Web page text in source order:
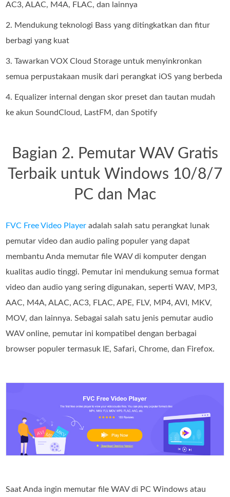
AC3, ALAC, M4A, FLAC, dan lainnya
2. Mendukung teknologi Bass yang ditingkatkan dan fitur
berbagi yang kuat
3. Tawarkan VOX Cloud Storage untuk menyinkronkan
semua perpustakaan musik dari perangkat iOS yang berbeda
4. Equalizer internal dengan skor preset dan tautan mudah
ke akun SoundCloud, LastFM, dan Spotify
Bagian 2. Pemutar WAV Gratis
Terbaik untuk Windows 10/8/7
PC dan Mac
FVC Free Video Player adalah salah satu perangkat lunak
pemutar video dan audio paling populer yang dapat
membantu Anda memutar file WAV di komputer dengan
kualitas audio tinggi. Pemutar ini mendukung semua format
video dan audio yang sering digunakan, seperti WAV, MP3,
AAC, M4A, ALAC, AC3, FLAC, APE, FLV, MP4, AVI, MKV,
MOV, dan lainnya. Sebagai salah satu jenis pemutar audio
WAV online, pemutar ini kompatibel dengan berbagai
browser populer termasuk IE, Safari, Chrome, dan Firefox.
Saat Anda ingin memutar file WAV di PC Windows atau